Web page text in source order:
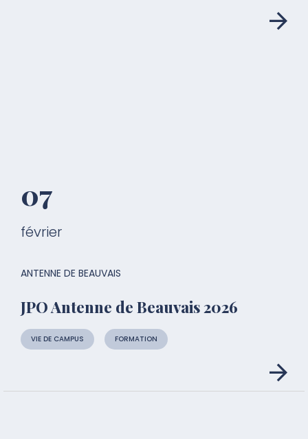
07
février
JPO Antenne de Beauvais 2026
VIE DE CAMPUS FORMATION
ANTENNE DE BEAUVAIS